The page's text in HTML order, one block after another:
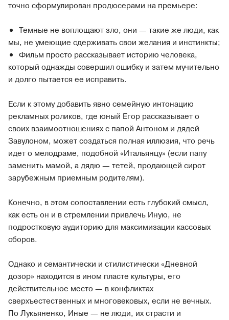
точно сформулирован продюсерами на премьере:
Темные не воплощают зло, они — такие же люди, как
мы, не умеющие сдерживать свои желания и инстинкты;
Фильм просто рассказывает историю человека,
который однажды совершил ошибку и затем мучительно
и долго пытается ее исправить.
Если к этому добавить явно семейную интонацию
рекламных роликов, где юный Егор рассказывает о
своих взаимоотношениях с папой Антоном и дядей
Завулоном, может создаться полная иллюзия, что речь
идет о мелодраме, подобной «Итальянцу» (если папу
заменить мамой, а дядю — тетей, продающей сирот
зарубежным приемным родителям).
Конечно, в этом сопоставлении есть глубокий смысл,
как есть он и в стремлении привлечь Иную, не
подростковую аудиторию для максимизации кассовых
сборов.
Однако и семантически и стилистически «Дневной
дозор» находится в ином пласте культуры, его
действительное место — в конфликтах
сверхъестественных и многовековых, если не вечных.
По Лукьяненко, Иные — не люди, их страсти и